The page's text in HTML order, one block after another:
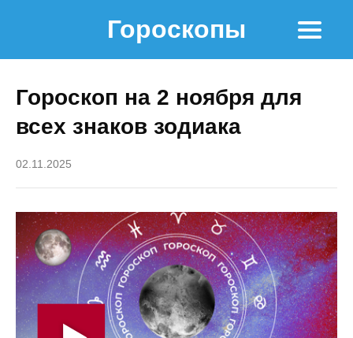
Гороскопы
Гороскоп на 2 ноября для
всех знаков зодиака
02.11.2025